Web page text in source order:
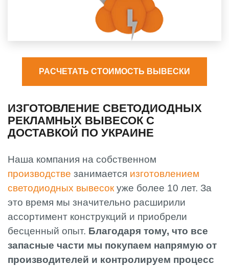
РАСЧЕТАТЬ СТОИМОСТЬ ВЫВЕСКИ
ИЗГОТОВЛЕНИЕ СВЕТОДИОДНЫХ
РЕКЛАМНЫХ ВЫВЕСОК С
ДОСТАВКОЙ ПО УКРАИНЕ
Наша компания на собственном
производстве занимается изготовлением
светодиодных вывесокуже более 10 лет. За
это время мы значительно расширили
ассортимент конструкций и приобрели
бесценный опыт. Благодаря тому, что все
запасные части мы покупаем напрямую от
производителей и контролируем процесс